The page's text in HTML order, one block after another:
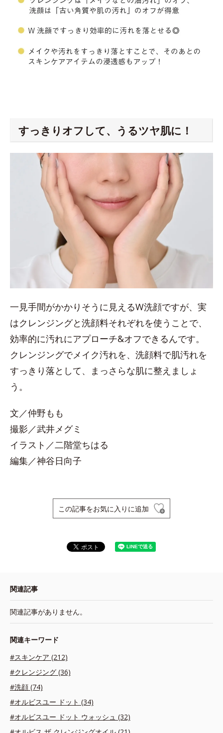
すっきりオフして、うるツヤ肌に！
一見手間がかかりそうに見えるW洗顔ですが、実
はクレンジングと洗顔料それぞれを使うことで、
効率的に汚れにアプローチ&オフできるんです。
クレンジングでメイク汚れを、洗顔料で肌汚れを
すっきり落として、まっさらな肌に整えましょ
う。
文／仲野もも
撮影／武井メグミ
イラスト／二階堂ちはる
編集／神谷日向子
この記事をお気に入りに追加
関連記事
関連記事がありません。
関連キーワード
#スキンケア (212)
#クレンジング (36)
#洗顔 (74)
#オルビスユー ドット (34)
#オルビスユー ドット ウォッシュ (32)